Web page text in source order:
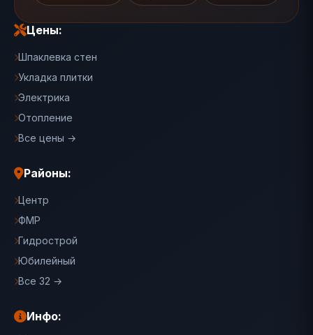
Цены:
Шпаклевка стен
Укладка плитки
Электрика
Отопление
Все цены →
Районы:
Центр
ФМР
Гидрострой
Юбилейный
Все 32 →
Инфо: